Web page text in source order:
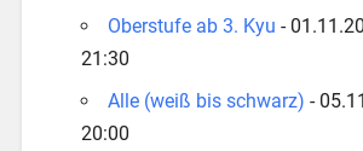
Oberstufe ab 3. Kyu -
21:30
Alle (weiß bis schwarz) -
20:00